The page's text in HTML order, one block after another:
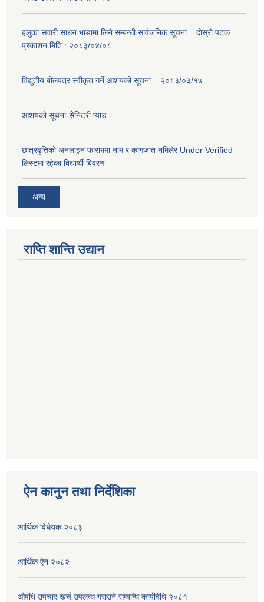
हलुका सवारी साधन भाडामा लिने सम्बन्धी सार्वजनिक सूचना .. दोस्रो पटक
प्रकाशन मिति : २०८३/०४/०८
विद्युतीय बोलपत्र स्वीकृत गर्ने आशयको सूचना... २०८३/०३/१७
आशयको सूचना-सेनिटरी प्याड
छात्रवृत्तिको अनलाइन फाराममा नाम र कागजात नमिलेर Under Verified
लिस्टमा रहेका बिद्यार्थी बिवरण
अन्य
राप्ति शान्ति उद्यान
ऐन कानुन तथा निर्देशिका
आर्थिक विधेयक २०८३
आर्थिक ऐन २०८२
औषधि उपचार खर्च उपलव्ध गराउने सम्बन्धि कार्यविधि २०८१